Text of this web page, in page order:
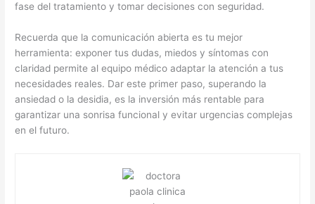
fase del tratamiento y tomar decisiones con seguridad.
Recuerda que la comunicación abierta es tu mejor
herramienta: exponer tus dudas, miedos y síntomas con
claridad permite al equipo médico adaptar la atención a tus
necesidades reales. Dar este primer paso, superando la
ansiedad o la desidia, es la inversión más rentable para
garantizar una sonrisa funcional y evitar urgencias complejas
en el futuro.